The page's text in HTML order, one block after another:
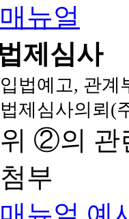
매뉴얼
제심사
입법예고, 관계
법제심사의뢰(
위 ②의 관
첨부